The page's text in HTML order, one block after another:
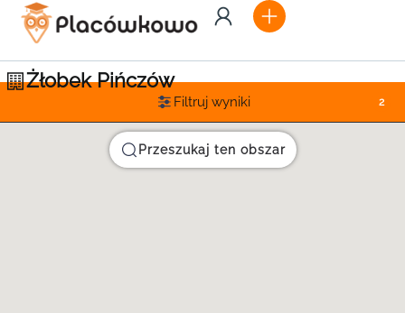
Żłobek Pińczów
Filtruj wyniki 2
Przeszukaj ten obszar